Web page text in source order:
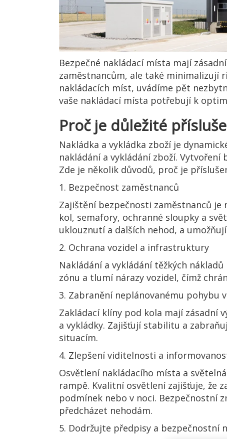
Bezpečné nakládací místa mají
zaměstnancům, ale také minimalizují
nakládacích míst, uvádíme pět
vaše nakládací místa potřebují k
Proč je důležité
Nakládka a vykládka zboží je
nakládání a vykládání zboží.
Zde je několik důvodů, proč je
1. Bezpečnost zaměstnanců
Zajištění bezpečnosti zaměstnanců
kol, semafory, ochranné sloupky a
uklouznutí a dalších nehod, a
2. Ochrana vozidel a infrastruktury
Nakládání a vykládání těžkých
zónu a tlumí nárazy vozidel, čímž
3. Zabranění neplánovanému pohybu
Zakládací klíny pod kola mají zásadní
a vykládky. Zajišťují stabilitu a
situacím.
4. Zlepšení viditelnosti a
Osvětlení nakládacího místa a
rampě. Kvalitní osvětlení zajišťuje, že
podmínek nebo v noci. Bezpečnostní
předcházet nehodám.
5. Dodržujte předpisy a bezpečnostní